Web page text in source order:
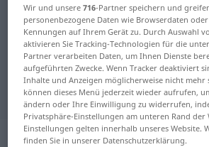
Deutsch-Türkisch Wörterbuch
Deutsch-Türkisch
"Ukraine"
"Ukraine" Türkisch
„Ukraine“: weiblich
Wir und unsere716-Partner speichern und
personenbezogene Daten wie Browserdaten
Kennungen auf Ihrem Gerät zu. Durch Auswahl
aktivieren Sie Tracking-Technologien für die
Partner verarbeiten Daten, um Ihnen Dienste
aufgeführten Zwecke. Wenn Tracker deaktiviert
Inhalte und Anzeigen möglicherweise nicht mehr
können dieses Menü jederzeit wieder aufrufen,
ändern oder Ihre Einwilligung zu widerrufen,
Privatsphäre-Einstellungen am unteren Rand der
Einstellungen gelten innerhalb unseres Website.
finden Sie in unserer Datenschutzerklärung.